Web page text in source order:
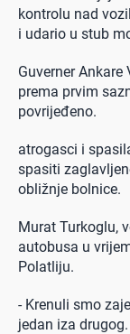
kontrolu nad
i udario u stub
Guverner
prema prvim
povrijeđeno.
atrogasci i
spasiti
obližnje bolnice.
Murat Turkoglu,
autobusa u
Polatliju.
- Krenuli smo
jedan iza